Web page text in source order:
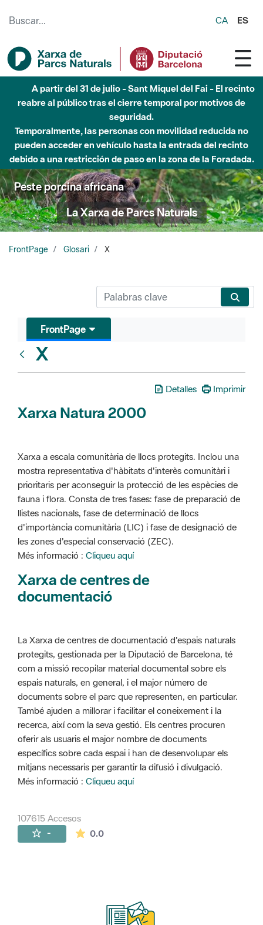
CA ES
A partir del 31 de julio - Sant Miquel del Fai - El recinto
reabre al público tras el cierre temporal por motivos de
seguridad.
Temporalmente, las personas con movilidad reducida no
pueden acceder en vehículo hasta la entrada del recinto
debido a una restricción de paso en la zona de la Foradada.
Peste porcina africana
La Xarxa de Parcs Naturals
FrontPage Glosari X
FrontPage
X
Detalles Imprimir
Xarxa Natura 2000
Xarxa a escala comunitària de llocs protegits. Inclou una
mostra representativa d'hàbitats d'interès comunitàri i
prioritaris per aconseguir la protecció de les espècies de
fauna i flora. Consta de tres fases: fase de preparació de
llistes nacionals, fase de determinació de llocs
d'importància comunitària (LIC) i fase de designació de
les zones d'especial conservació (ZEC).
Més informació : Cliqueu aquí
Xarxa de centres de
documentació
La Xarxa de centres de documentació d'espais naturals
protegits, gestionada per la Diputació de Barcelona, té
com a missió recopilar material documental sobre els
espais naturals, en general, i el major número de
documents sobre el parc que representen, en particular.
També ajuden a millorar i facilitar el coneixement i la
recerca, així com la seva gestió. Els centres procuren
oferir als usuaris el major nombre de documents
específics sobre cada espai i han de desenvolupar els
mitjans necessaris per garantir la difusió i divulgació.
Més informació : Cliqueu aquí
107615 Accesos
- 0.0La valoración media es de 0 estrellas de